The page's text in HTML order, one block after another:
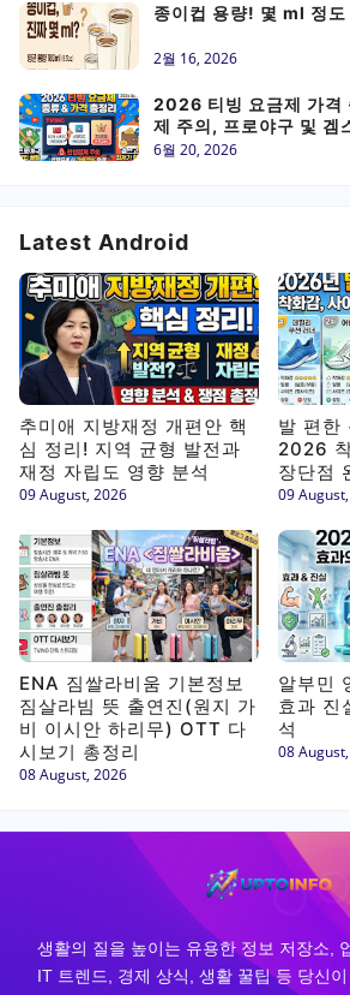
종이컵 용량! 몇 ml 정도
2월 16, 2026
2026 티빙 요금제 가격
제 주의, 프로야구 및 겜
6월 20, 2026
Latest Android
추미애 지방재정 개편안 핵
심 정리! 지역 균형 발전과
재정 자립도 영향 분석
09 August, 2026
발 편한
2026
장단점
09
ENA 짐쌀라비움 기본정보
짐살라빔 뜻 출연진(원지 가
비 이시안 하리무) OTT 다
시보기 총정리
08 August, 2026
알부민
효과 진
석
08
생활의 질을 높이는 유용한 정보 저장소,
IT 트렌드, 경제 상식, 생활 꿀팁 등 당신